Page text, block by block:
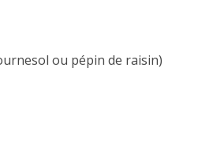
ou pépin de raisin)